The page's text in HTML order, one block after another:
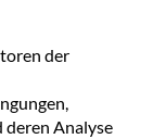
der
deren Analyse